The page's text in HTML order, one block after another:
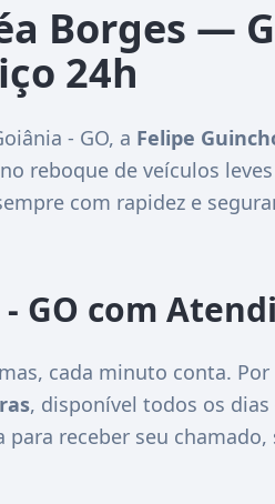
Borges —
24h
- GO, a Felipe
reboque de veículos
com rapidez e
GO com
cada minuto conta. Por
, disponível todos os
receber seu chamado,